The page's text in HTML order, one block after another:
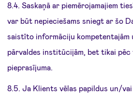
8.4. Saskaņā ar piemērojamajiem
var būt nepieciešams sniegt ar šo
saistīto informāciju kompetentajām
pārvaldes institūcijām, bet tikai
pieprasījuma.
8.5. Ja Klients vēlas papildus un/